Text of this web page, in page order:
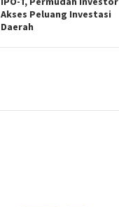
Akses Peluang Investasi
Daerah